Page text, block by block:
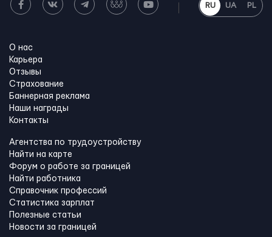
RU UA PL
О нас
Карьера
Отзывы
Страхование
Баннерная реклама
Наши награды
Контакты
Агентства по трудоустройству
Найти на карте
Форум о работе за границей
Найти работника
Справочник профессий
Статистика зарплат
Полезные статьи
Новости за границей